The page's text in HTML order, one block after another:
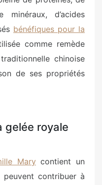
d’acides
bénéfiques pour la
comme remède
chinoise
de ses propriétés
gelée royale
Mary contient un
contribuer à